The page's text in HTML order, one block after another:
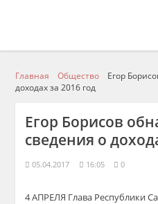
Главная Общество
Егор
доходах за 2016 год
Егор Борисов
сведения о
05.04.2017 16:05 0
4 АПРЕЛЯ Глава Республики